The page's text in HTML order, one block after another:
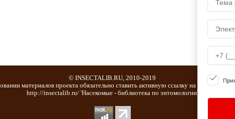
© INSECTALIB.RU, 2010-2019
материалов проекта обязательно ставить активную ссылку на страницу
http://insectalib.ru/ 'Насекомые - библиотека по энтомологии'